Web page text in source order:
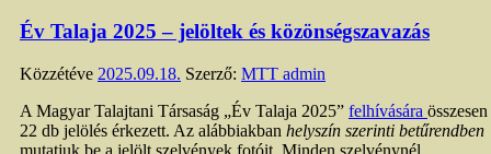
Év Talaja 2025 – jelöltek és közönségszavazás
Közzétéve 2025.09.18. Szerző: MTT admin
A Magyar Talajtani Társaság „Év Talaja 2025” felhívására összesen
22 db jelölés érkezett. Az alábbiakban helyszín szerinti betűrendben